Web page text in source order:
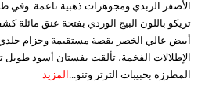
الأصفر الزبدي ومجوهرات ذهبية ناعمة. وفي
تريكو باللون البيج الوردي بفتحة عنق مائلة
أبيض عالي الخصر بقصة مستقيمة وحزام جلدي
الإطلالات الفخمة، تألقت بفستان أسود طويل
المطرزة بحبيبات الترتر وتنو... المزيد